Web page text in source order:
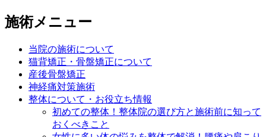
施術メニュー
当院の施術について
猫背矯正・骨盤矯正について
産後骨盤矯正
神経痛対策施術
整体について・お役立ち情報
初めての整体！整体院の選び方と施術前に知って
おくべきこと